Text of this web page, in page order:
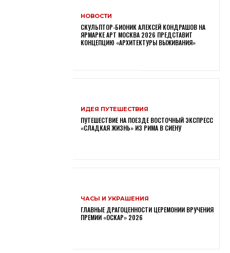
НОВОСТИ
СКУЛЬПТОР-БИОНИК АЛЕКСЕЙ КОНДРАШОВ НА
ЯРМАРКЕ АРТ МОСКВА 2026 ПРЕДСТАВИТ
КОНЦЕПЦИЮ «АРХИТЕКТУРЫ ВЫЖИВАНИЯ»
ИДЕЯ ПУТЕШЕСТВИЯ
ПУТЕШЕСТВИЕ НА ПОЕЗДЕ ВОСТОЧНЫЙ ЭКСПРЕСС
«СЛАДКАЯ ЖИЗНЬ» ИЗ РИМА В СИЕНУ
ЧАСЫ И УКРАШЕНИЯ
ГЛАВНЫЕ ДРАГОЦЕННОСТИ ЦЕРЕМОНИИ ВРУЧЕНИЯ
ПРЕМИИ «ОСКАР» 2026